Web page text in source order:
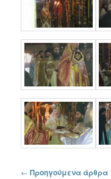
Πλοήγηση στα άρθρα
← Προηγούμενα άρθρα